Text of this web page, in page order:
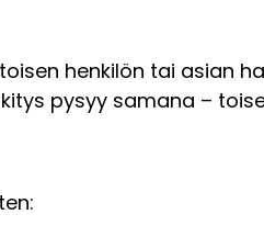
henkilön tai asian
pysyy samana –